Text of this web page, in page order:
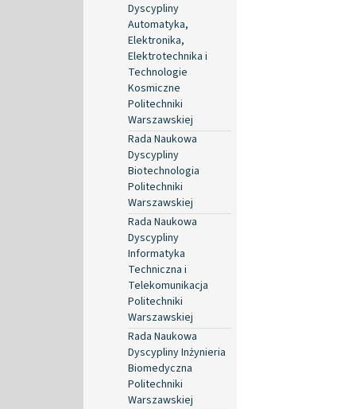
Dyscypliny
Automatyka,
Elektronika,
Elektrotechnika i
Technologie
Kosmiczne
Politechniki
Warszawskiej
Rada Naukowa
Dyscypliny
Biotechnologia
Politechniki
Warszawskiej
Rada Naukowa
Dyscypliny
Informatyka
Techniczna i
Telekomunikacja
Politechniki
Warszawskiej
Rada Naukowa
Dyscypliny Inżynieria
Biomedyczna
Politechniki
Warszawskiej